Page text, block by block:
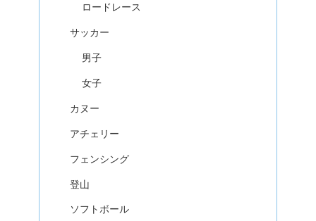
ロードレース
サッカー
男子
女子
カヌー
アチェリー
フェンシング
登山
ソフトボール